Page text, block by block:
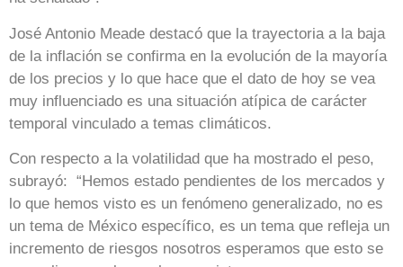
José Antonio Meade destacó que la trayectoria a la baja
de la inflación se confirma en la evolución de la mayoría
de los precios y lo que hace que el dato de hoy se vea
muy influenciado es una situación atípica de carácter
temporal vinculado a temas climáticos.
Con respecto a la volatilidad que ha mostrado el peso,
subrayó: “Hemos estado pendientes de los mercados y
lo que hemos visto es un fenómeno generalizado, no es
un tema de México específico, es un tema que refleja un
incremento de riesgos nosotros esperamos que esto se